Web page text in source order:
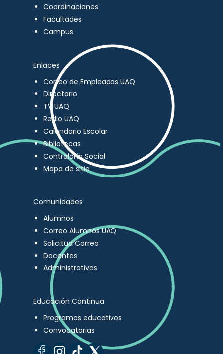
Coordinaciones
Facultades
Campus
Enlaces
Correo de Empleados UAQ
Directorio
TV UAQ
Radio UAQ
Calendario Escolar
Bibliotecas
Contraloría Social
Mapa de sitio
Comunidades
Alumnos
Correo Alumnos UAQ
Solicitud Correo
Docentes
Administrativos
Educación Continua
Programas educativos
Convocatorias